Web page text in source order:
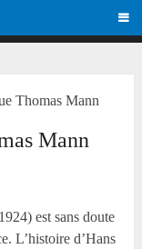
Thomas Mann
Mann
est sans doute
L’histoire d’Hans